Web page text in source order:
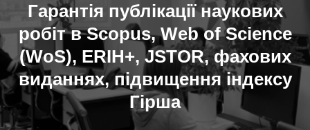
Гарантія публікації наукових
робіт в Scopus, Web of Science
(WoS), ERIH+, JSTOR, фахових
виданнях, підвищення індексу
Гірша